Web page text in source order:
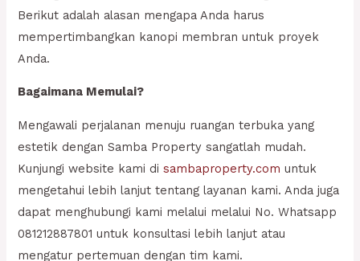
Berikut adalah alasan mengapa Anda harus
mempertimbangkan kanopi membran untuk proyek
Anda.
Bagaimana Memulai?
Mengawali perjalanan menuju ruangan terbuka yang
estetik dengan Samba Property sangatlah mudah.
Kunjungi website kami disambaproperty.com untuk
mengetahui lebih lanjut tentang layanan kami. Anda juga
dapat menghubungi kami melalui melalui No. Whatsapp
081212887801 untuk konsultasi lebih lanjut atau
mengatur pertemuan dengan tim kami.